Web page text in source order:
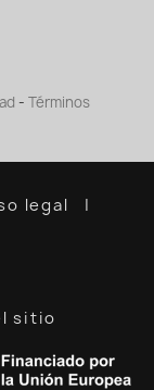
- Términos
legal
sitio